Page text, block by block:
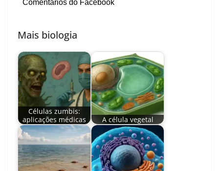
Comentários do Facebook
Mais biologia
Células zumbis:
aplicações médicas
A célula vegetal